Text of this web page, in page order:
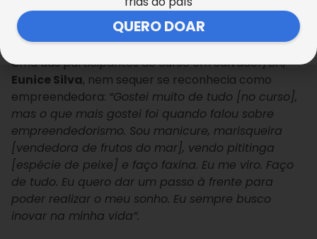
Arquivo BV
Uma das participantes do curso em Salvador/BA,
Eunice Silva, nem sequer se reconhecia como
empreendedora: “Gostei muito de tudo [no curso],
mas o que mais gostei foi quando falou sobre
empreendedorismo. Sou manicure, marisqueira
[vendedora de frutos do mar], vendo pititinga
[espécie de peixe] e faço faxina. Eu me viro. Faço
de tudo. Eu quero dar um passo à frente para
poder realizar o meu sonho. Eu sempre busco
inovar na minha vida”.
QUERO DOAR